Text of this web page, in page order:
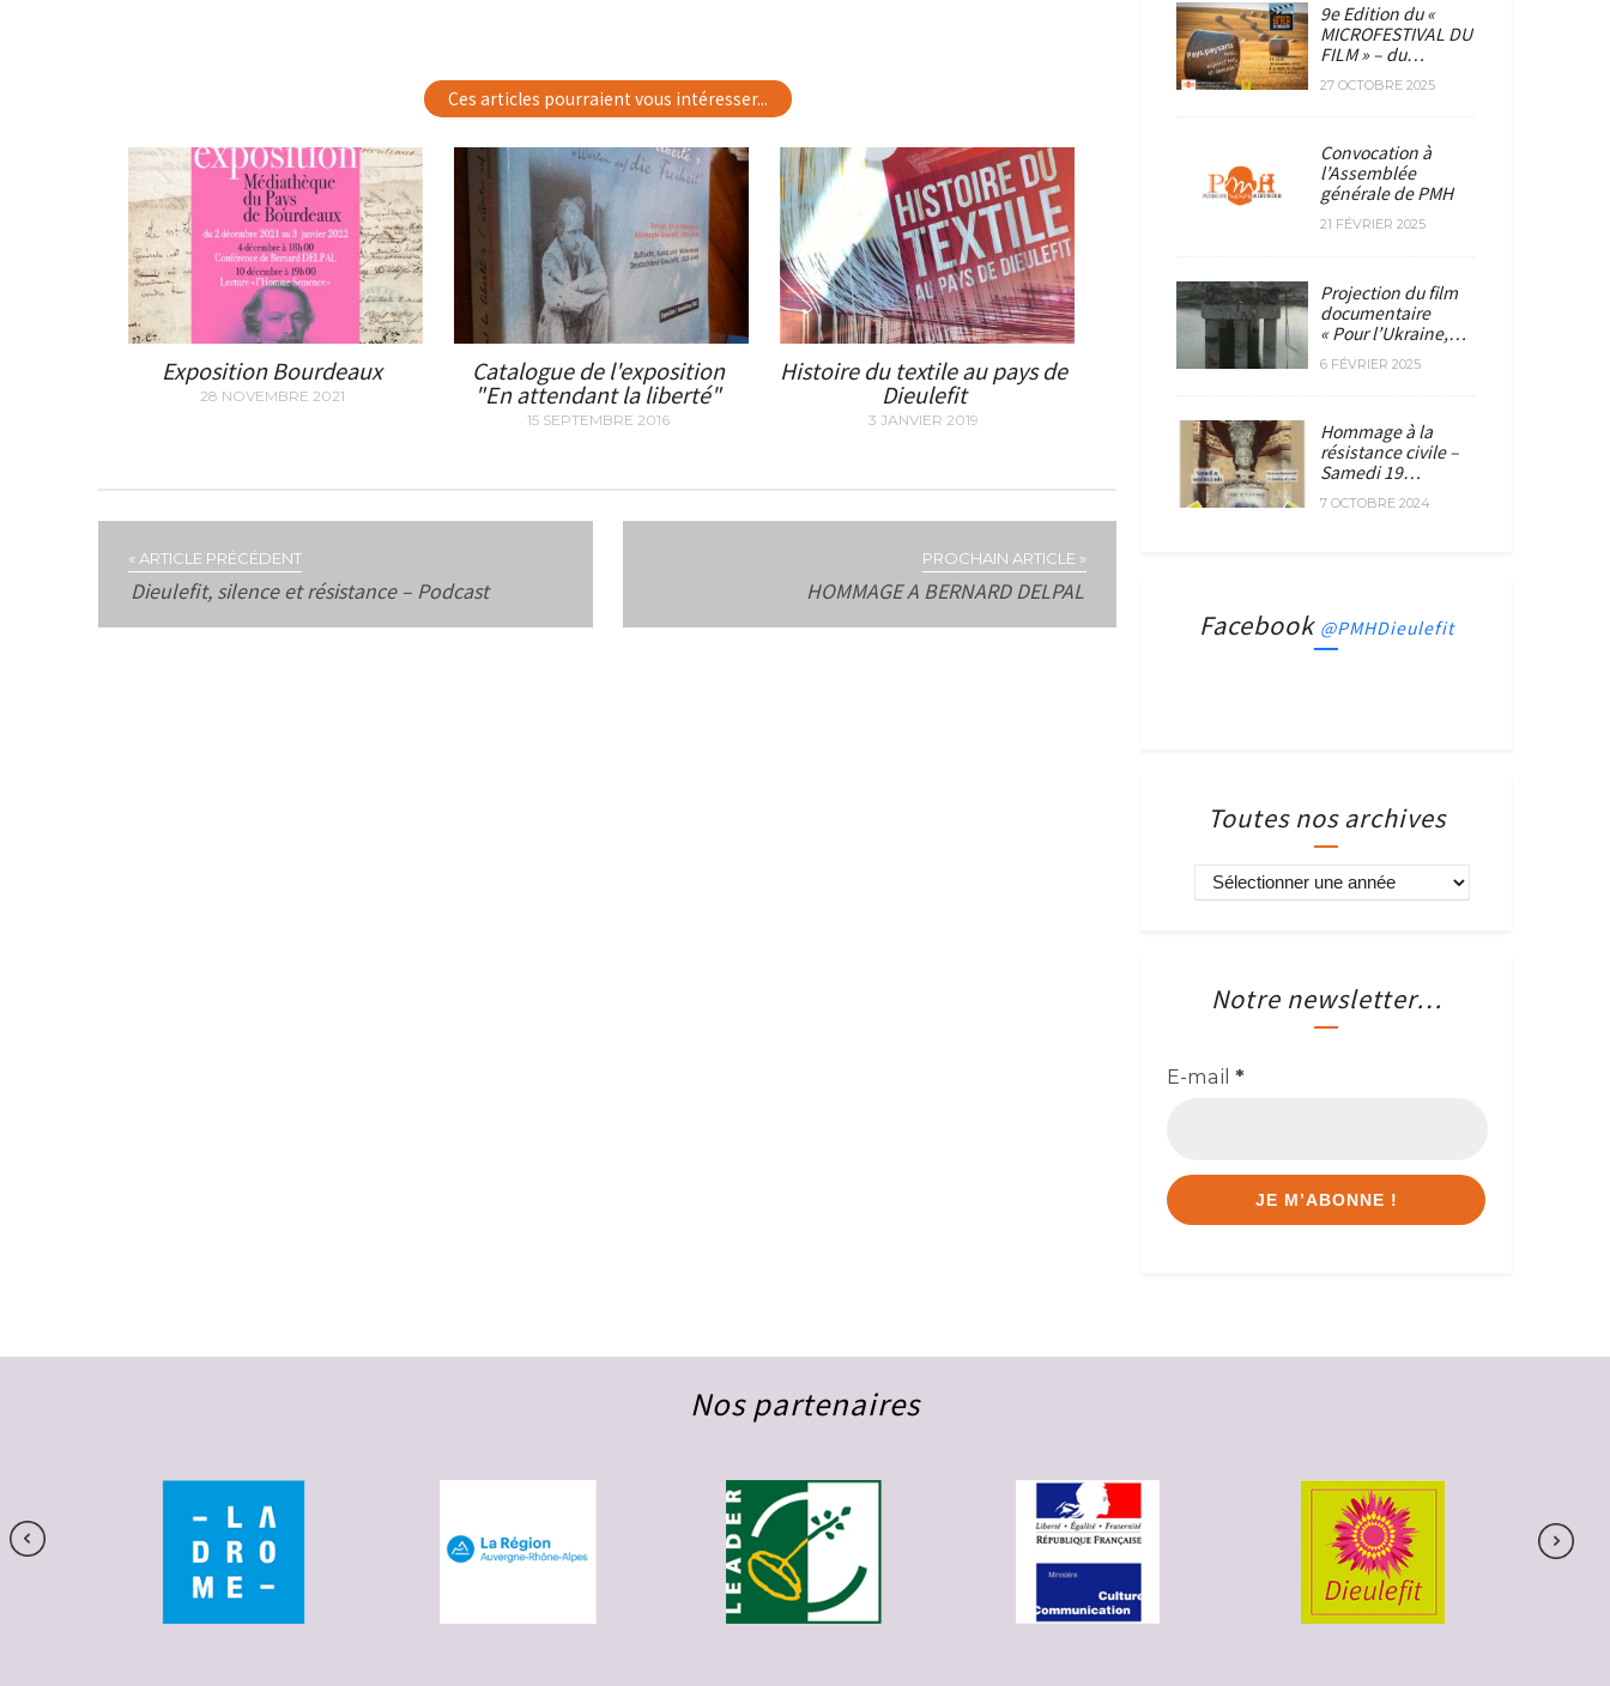
Ces articles pourraient vous intéresser...
Exposition Bourdeaux
28 NOVEMBRE 2021
Catalogue de l'exposition
"En attendant la liberté"
15 SEPTEMBRE 2016
Histoire du textile au pays de
Dieulefit
3 JANVIER 2019
« ARTICLE PRÉCÉDENT
Dieulefit, silence et résistance – Podcast
PROCHAIN ARTICLE »
HOMMAGE A BERNARD DELPAL
9e Edition du «
MICROFESTIVAL DU
FILM » – du…
27 OCTOBRE 2025
Convocation à
l’Assemblée
générale de PMH
21 FÉVRIER 2025
Projection du film
documentaire
« Pour l’Ukraine,…
6 FÉVRIER 2025
Hommage à la
résistance civile –
Samedi 19…
7 OCTOBRE 2024
Facebook @PMHDieulefit
Toutes nos archives
Notre newsletter…
E-mail *
Nos partenaires